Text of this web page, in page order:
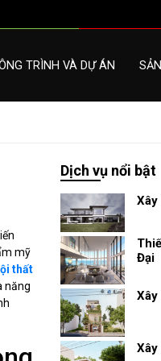
TRÌNH VÀ DỰ ÁN
mỹ
thất
năng
Dịch vụ nổi bật
Xây
Đại
Xây